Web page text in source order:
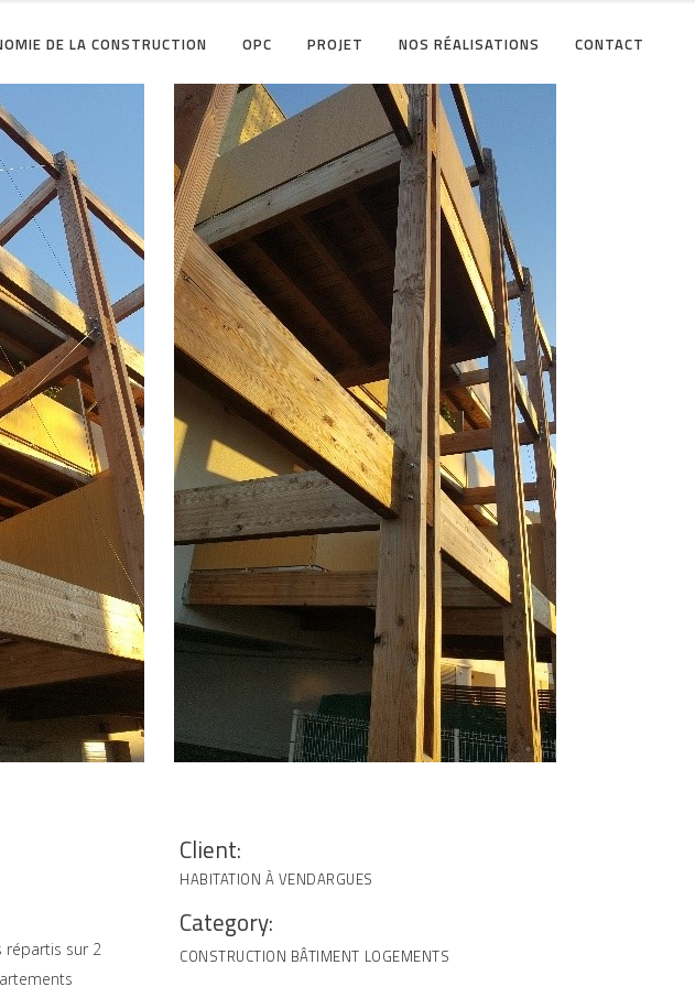
DE LA CONSTRUCTION OPC PROJET NOS RÉALISATIONS CONTACT
répartis sur 2
Client:
HABITATION À VENDARGUES
Category:
CONSTRUCTION BÂTIMENT LOGEMENTS